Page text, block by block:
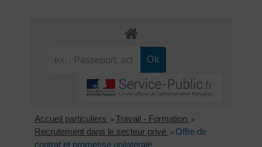
Accueil particuliers >Travail - Formation >
Recrutement dans le secteur privé > Offre de
contrat et promesse unilatérale